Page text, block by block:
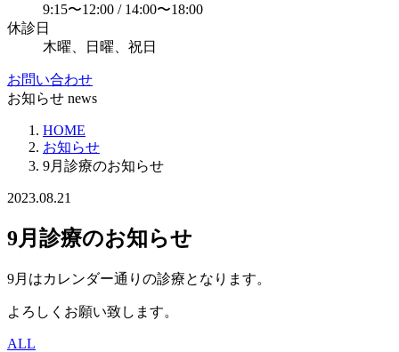
9:15〜12:00 / 14:00〜18:00
休診日
木曜、日曜、祝日
お問い合わせ
お知らせ news
HOME
お知らせ
9月診療のお知らせ
2023.08.21
9月診療のお知らせ
9月はカレンダー通りの診療となります。
よろしくお願い致します。
ALL